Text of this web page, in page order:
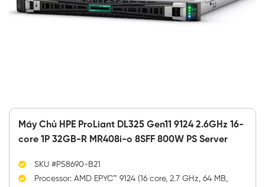
Máy Chủ HPE ProLiant DL325 Gen11 9124 2.6GHz 16-
core 1P 32GB-R MR408i-o 8SFF 800W PS Server
SKU #P58690-B21
Processor: AMD EPYC™ 9124 (16 core, 2.7 GHz, 64 MB,